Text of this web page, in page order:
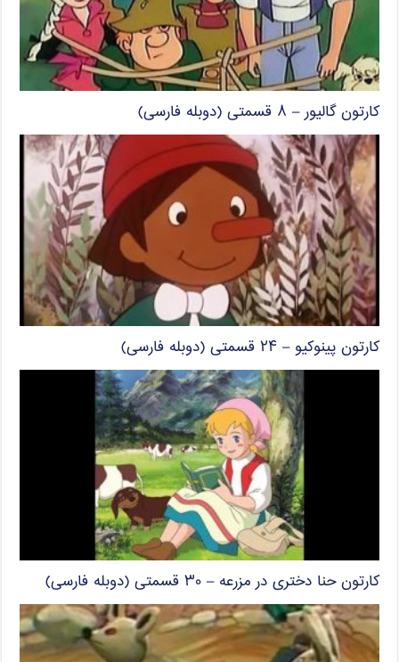
کارتون گالیور – ۸ قسمتی (دوبله فارسی)
کارتون پینوکیو – ۲۴ قسمتی (دوبله فارسی)
کارتون حنا دختری در مزرعه – ۳۰ قسمتی (دوبله فارسی)